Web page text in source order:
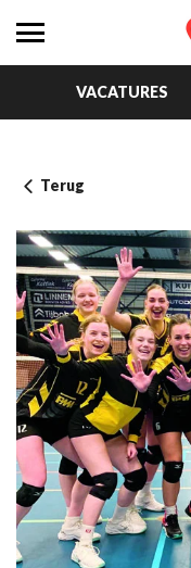
VACATURES
Terug